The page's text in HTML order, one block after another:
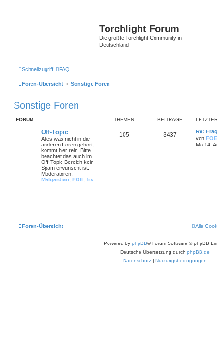
Torchlight Forum
Die größte Torchlight Community in
Deutschland
Schnellzugriff FAQ
Foren-Übersicht Sonstige Foren
Sonstige Foren
FORUM THEMEN BEITRÄGE
Off-Topic
Alles was nicht in die
anderen Foren gehört,
kommt hier rein. Bitte
beachtet das auch im
Off-Topic Bereich kein
Spam erwünscht ist.
Moderatoren:
Malgardian FOE frx
105 3437
Re:
von FOE
Mo 14.
Foren-Übersicht Alle
Powered by phpBB® Forum Software © phpBB
Deutsche Übersetzung durch phpBB.de
Datenschutz | Nutzungsbedingungen